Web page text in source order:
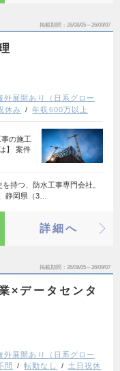
掲載期間 26/08/05～26/09/07
外展開あり（日系グロー
休み 年収600万以上
の施工
】 案件
持つ、防水工事専門会社。
静岡県（3…
詳細へ
掲載期間 26/08/05～26/09/07
×データセンタ
外展開あり（日系グロー
問 転勤なし
土日祝休